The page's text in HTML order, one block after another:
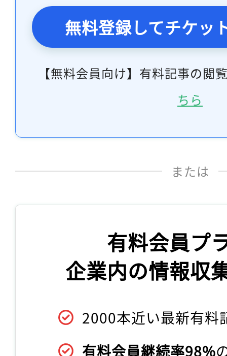
無料登録してチケッ
【無料会員向け】有料記事の閲
ちら
または
有料会員プ
企業内の情報収
2000本近い最新有料
有料会員継続率98%